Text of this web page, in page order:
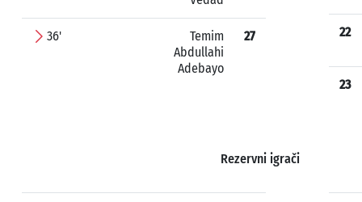
36'
Temim
Abdullahi
Adebayo
27 22
23
Rezervni igrači